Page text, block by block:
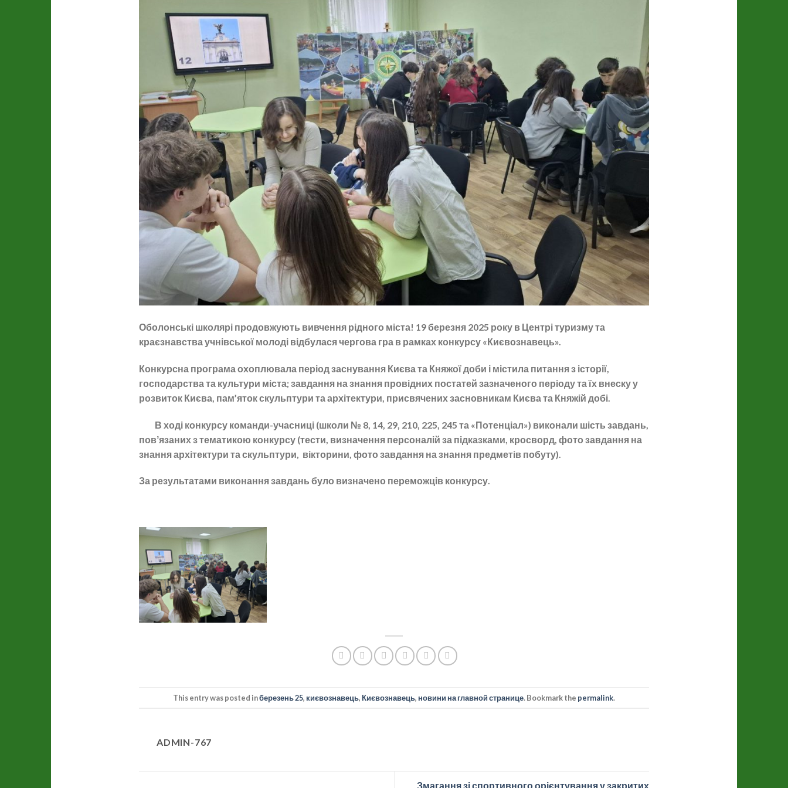
Оболонські школярі продовжують вивчення рідного міста! 19 березня 2025 року в Центрі туризму та
краєзнавства учнівської молоді відбулася чергова гра в рамках конкурсу «Києвознавець».
Конкурсна програма охоплювала період заснування Києва та Княжої доби і містила питання з історії,
господарства та культури міста; завдання на знання провідних постатей зазначеного періоду та їх внеску у
розвиток Києва, пам’яток скульптури та архітектури, присвячених засновникам Києва та Княжій добі.
В ході конкурсу команди-учасниці (школи № 8, 14, 29, 210, 225, 245 та «Потенціал») виконали шість завдань,
повʼязаних з тематикою конкурсу (тести, визначення персоналій за підказками, кросворд, фото завдання на
знання архітектури та скульптури, вікторини, фото завдання на знання предметів побуту).
За результатами виконання завдань було визначено переможців конкурсу.
This entry was posted inберезень 25, києвознавець,Києвознавець, новини на главной странице. Bookmark the permalink.
ADMIN-767
Змагання зі спортивного орієнтування у закритих